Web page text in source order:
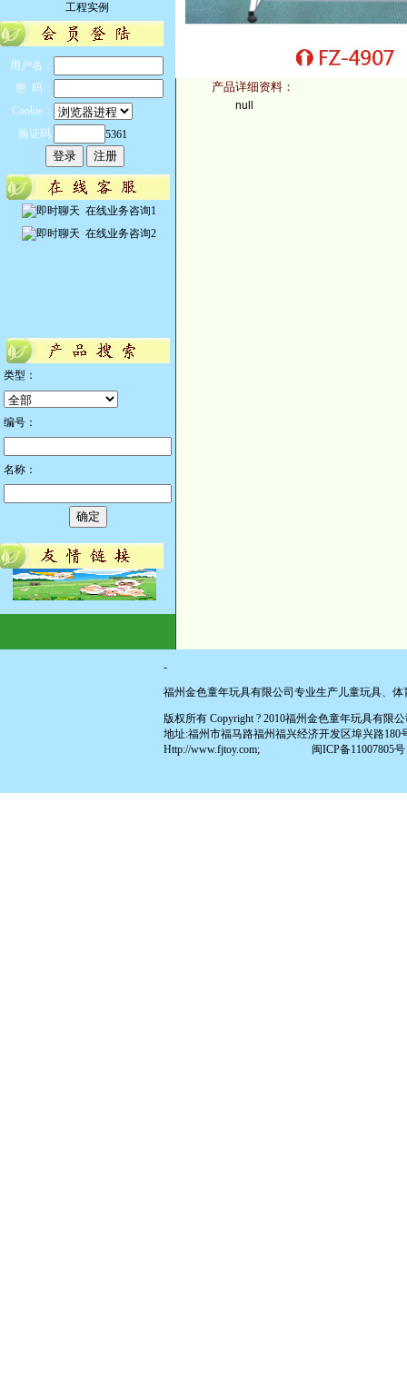
工程实例
用户名：
密 码：
Cookie：
验证码:
5361
在线业务咨询1
在线业务咨询2
类型：
编号：
名称：
产品详细资料：
null
-
福州金色童年玩具有限公司专业生产儿童玩具、
版权所有 Copyright ? 2010福州金色童年玩具有限公
地址:福州市福马路福州福兴经济开发区埠兴路180
Http://www.fjtoy.com;
闽ICP备11007805号